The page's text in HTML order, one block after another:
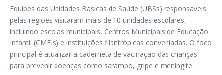
Equipes das Unidades Básicas de Saúde (UBSs) responsáveis
pelas regiões visitaram mais de 10 unidades escolares,
incluindo escolas municipais, Centros Municipais de Educação
Infantil (CMEIs) e instituições filantrópicas conveniadas. O foco
principal é atualizar a caderneta de vacinação das crianças
para prevenir doenças como sarampo, gripe e meningite.